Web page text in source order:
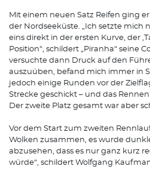
Mit einem neuen Satz Reifen ging
der Nordseeküste. „Ich setzte mich
eins direkt in der ersten Kurve, der
Position“, schildert „Piranha“ seine
versuchte dann Druck auf den
auszuüben, befand mich immer in
jedoch einige Runden vor der
Strecke geschickt – und das
Der zweite Platz gesamt war aber
Vor dem Start zum zweiten
Wolken zusammen, es wurde
abzusehen, dass es nur ganz kurz
würde“, schildert Wolfgang